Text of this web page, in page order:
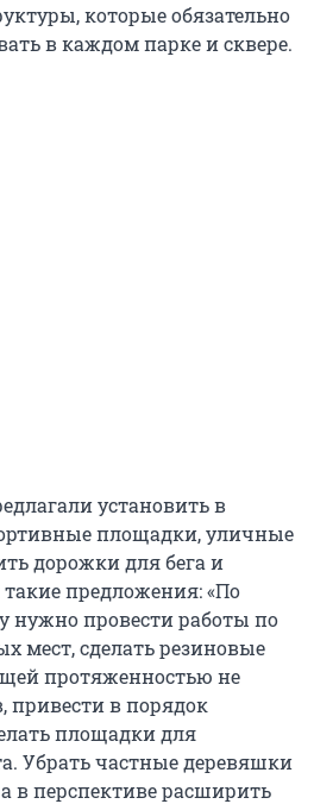
которые обязательно
в каждом парке и сквере.
установить в
площадки, уличные
дорожки для бега и
предложения: «По
нужно провести работы по
мест, сделать резиновые
протяженностью не
привести в порядок
площадки для
Убрать частные деревяшки
в перспективе расширить